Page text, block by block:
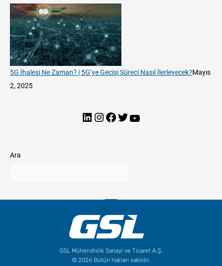
5G İhalesi Ne Zaman? | 5G’ye Geçişi Süreci Nasıl İlerleyecek?Mayıs
2, 2025
Ara
GSL Mühendislik Sanayi ve Ticaret A.Ş.
© 2026 Bütün hakları saklıdır.